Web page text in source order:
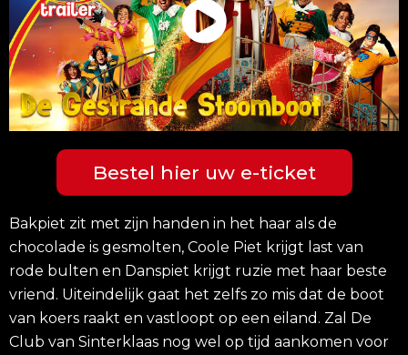
Bestel hier uw e-ticket
Bakpiet zit met zijn handen in het haar als de
chocolade is gesmolten, Coole Piet krijgt last van
rode bulten en Danspiet krijgt ruzie met haar beste
vriend. Uiteindelijk gaat het zelfs zo mis dat de boot
van koers raakt en vastloopt op een eiland. Zal De
Club van Sinterklaas nog wel op tijd aankomen voor